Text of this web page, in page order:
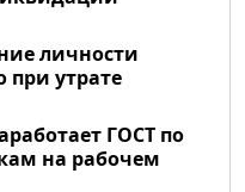
личности
при утрате
ГОСТ по
на рабочем